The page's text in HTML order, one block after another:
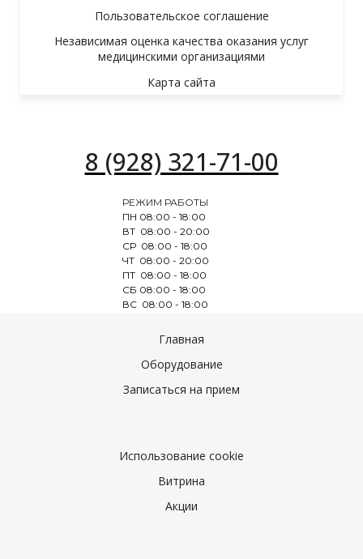
Пользовательское соглашение
Независимая оценка качества оказания услуг
медицинскими организациями
Карта сайта
8 (928) 321-71-00
РЕЖИМ РАБОТЫ
ПН 08:00 - 18:00
ВТ 08:00 - 20:00
СР 08:00 - 18:00
ЧТ 08:00 - 20:00
ПТ 08:00 - 18:00
СБ 08:00 - 18:00
ВС 08:00 - 18:00
Главная
Оборудование
Записаться на прием
Использование cookie
Витрина
Акции